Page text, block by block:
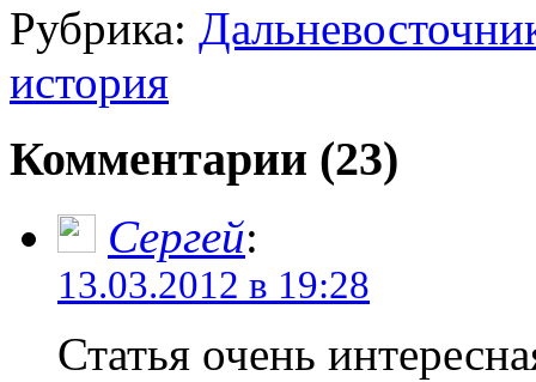
Рубрика:
история
Комментарии (23)
Сергей:
13.03.2012 в 19:28
Статья очень